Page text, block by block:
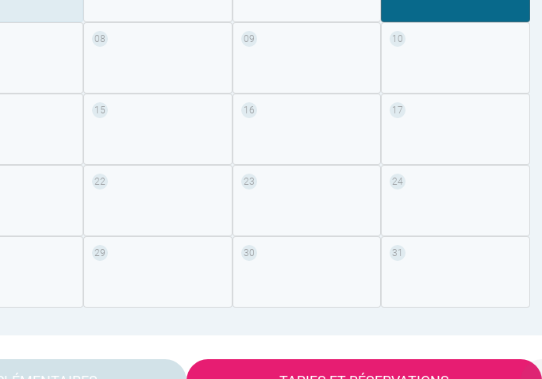
08 09 10
15 16 17
22 23 24
29 30 31